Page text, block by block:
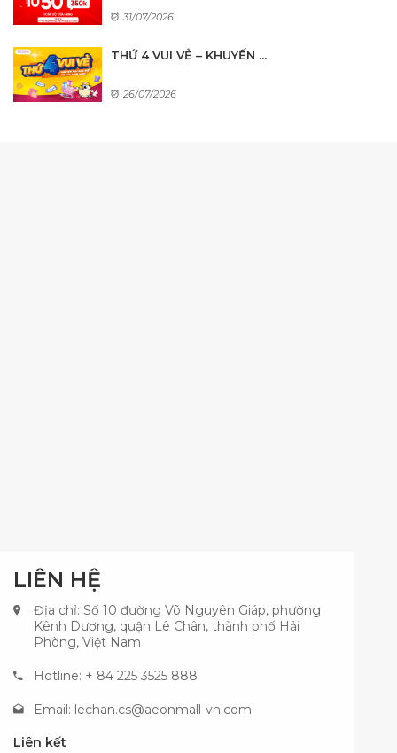
31/07/2026
THỨ 4 VUI VẺ – KHUYẾN ...
26/07/2026
LIÊN HỆ
Địa chỉ: Số 10 đường Võ Nguyên Giáp, phường
Kênh Dương, quận Lê Chân, thành phố Hải
Phòng, Việt Nam
Hotline: + 84 225 3525 888
Email: lechan.cs@aeonmall-vn.com
Liên kết